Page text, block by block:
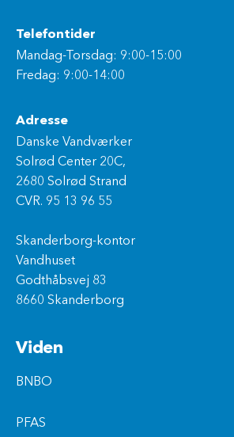
Telefontider
Mandag-Torsdag: 9:00-15:00
Fredag: 9:00-14:00
Adresse
Danske Vandværker
Solrød Center 20C,
2680 Solrød Strand
CVR. 95 13 96 55
Skanderborg-kontor
Vandhuset
Godthåbsvej 83
8660 Skanderborg
Viden
BNBO
PFAS